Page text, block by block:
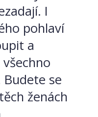
I
pohlaví
a
se
ženách